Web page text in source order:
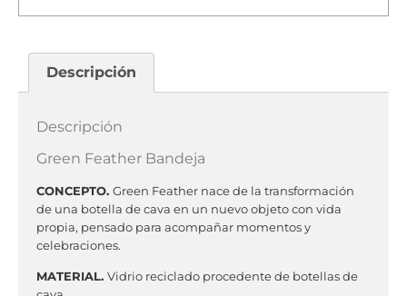
Descripción
Descripción
Green Feather Bandeja
CONCEPTO. Green Feather nace de la transformación
de una botella de cava en un nuevo objeto con vida
propia, pensado para acompañar momentos y
celebraciones.
MATERIAL. Vidrio reciclado procedente de botellas de